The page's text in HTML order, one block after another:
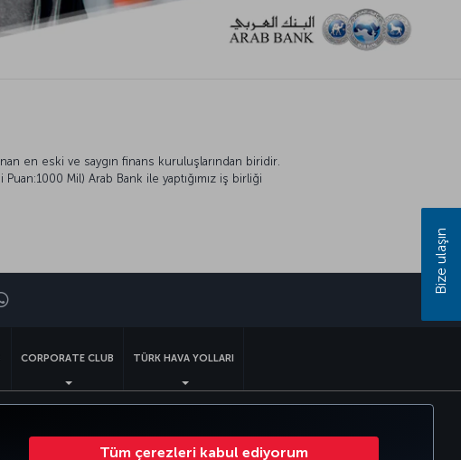
Tüm çerezleri kabul ediyorum
en eski ve saygın finans kuruluşlarından biridir.
Mil) Arab Bank ile yaptığımız iş birliği
Whatsapp
CORPORATE CLUB TÜRK HAVA YOLLARI
Bize ulaşın